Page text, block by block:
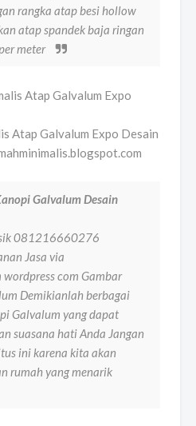
rangka atap besi hollow
atap spandek baja ringan
meter
Atap Galvalum Expo Desain
Galvalum Desain
081216660276
Jasa via
com Gambar
Demikianlah berbagai
Galvalum yang dapat
suasana hati Anda Jangan
ini karena kita akan
rumah yang menarik